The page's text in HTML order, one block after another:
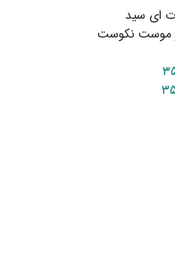
ای سید
موست نکوست